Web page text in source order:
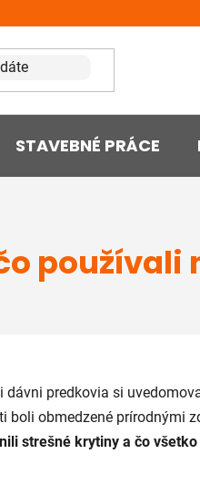
STAVEBNÉ PRÁCE
používali
predkovia si
boli obmedzené prírodnými
strešné krytiny a čo